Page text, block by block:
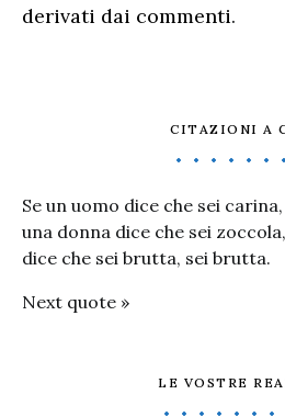
derivati dai commenti.
CITAZIONI A
Se un uomo dice che sei
una donna dice che sei
dice che sei brutta, sei brutta.
Next quote »
LE VOSTRE